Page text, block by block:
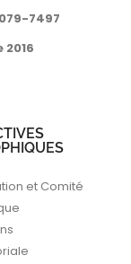
7497
2016
et Comité